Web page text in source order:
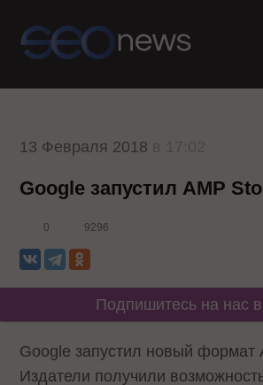
13 Февраля 2018
Google запустил AMP
0 9296
Подпишитесь на нас
Google запустил новый формат
Издатели получили